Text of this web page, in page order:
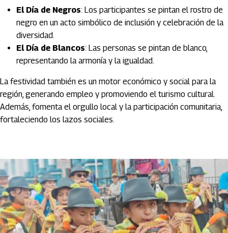
El Día de Negros: Los participantes se pintan el rostro de
negro en un acto simbólico de inclusión y celebración de la
diversidad.
El Día de Blancos: Las personas se pintan de blanco,
representando la armonía y la igualdad.
La festividad también es un motor económico y social para la
región, generando empleo y promoviendo el turismo cultural.
Además, fomenta el orgullo local y la participación comunitaria,
fortaleciendo los lazos sociales.